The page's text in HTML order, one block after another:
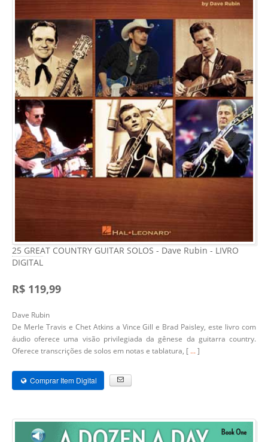
25 GREAT COUNTRY GUITAR SOLOS - Dave Rubin - LIVRO
DIGITAL
R$ 119,99
Dave Rubin
De Merle Travis e Chet Atkins a Vince Gill e Brad Paisley, este livro com
áudio oferece uma visão privilegiada da gênese da guitarra country.
Oferece transcrições de solos em notas e tablatura, [ ...]
Comprar Item Digital